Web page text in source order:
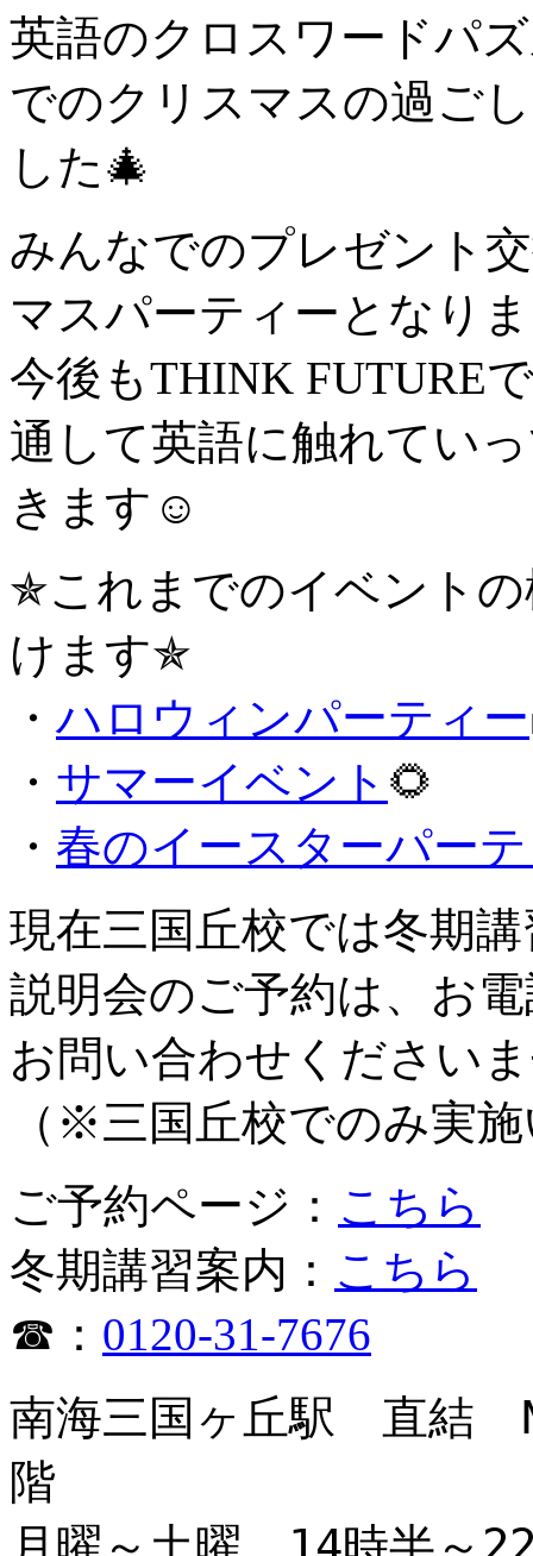
英語のクロスワードパ
でのクリスマスの過ご
した🎄
みんなでのプレゼント
マスパーティーとなり
今後もTHINK FUTURE
通して英語に触れてい
きます☺️
✯これまでのイベント
けます✯
・ハロウィンパーティー
・ サマーイベント 🌻
・ 春のイースターパー
現在三国丘校では冬期
説明会のご予約は、 お
お問い合わせください
（※三国丘校でのみ実
ご予約ページ： こちら
冬期講習案内： こちら
☎： 0120-31-7676
南海三国ヶ丘駅 直結
階